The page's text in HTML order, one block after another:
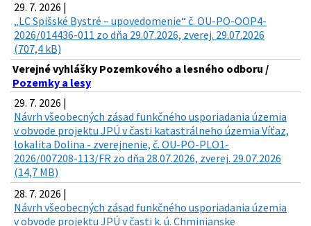
29. 7. 2026 |
„LC Spišské Bystré – upovedomenie“ č. OU-PO-OOP4-
2026/014436-011 zo dňa 29.07.2026, zverej. 29.07.2026
(707,4 kB)
Verejné vyhlášky Pozemkového a lesného odboru /
Pozemky a lesy
29. 7. 2026 |
Návrh všeobecných zásad funkčného usporiadania územia
v obvode projektu JPÚ v časti katastrálneho územia Víťaz,
lokalita Dolina - zverejnenie, č. OU-PO-PLO1-
2026/007208-113/FR zo dňa 28.07.2026, zverej. 29.07.2026
(14,7 MB)
28. 7. 2026 |
Návrh všeobecných zásad funkčného usporiadania územia
v obvode projektu JPÚ v časti k. ú. Chminianske